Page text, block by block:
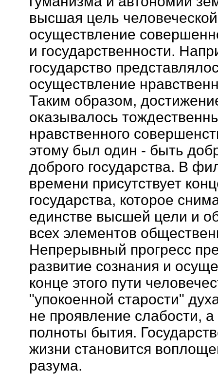
высшая цель
осуществление
и государственности.
государство
осуществление
Таким образом,
оказывалось
нравственного
этому был один - быть
доброго государства. В
времени присутствует
государства, которое
единстве высшей цели и
всех элементов
Непрерывный прогресс
развитие сознания и
конце этого пути
"упокоенной старости"
не проявление слабости,
полноты бытия.
жизни становится
разума.